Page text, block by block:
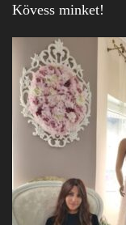
Kövess minket!